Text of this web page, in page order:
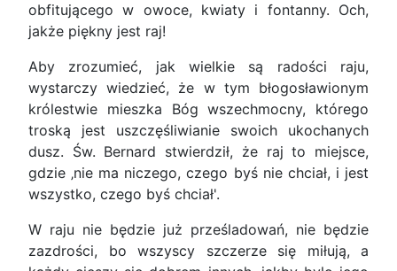
obfitującego w owoce, kwiaty i fontanny. Och,
jakże piękny jest raj!
Aby zrozumieć, jak wielkie są radości raju,
wystarczy wiedzieć, że w tym błogosławionym
królestwie mieszka Bóg wszechmocny, którego
troską jest uszczęśliwianie swoich ukochanych
dusz. Św. Bernard stwierdził, że raj to miejsce,
gdzie ‚nie ma niczego, czego byś nie chciał, i jest
wszystko, czego byś chciał'.
W raju nie będzie już prześladowań, nie będzie
zazdrości, bo wszyscy szczerze się miłują, a